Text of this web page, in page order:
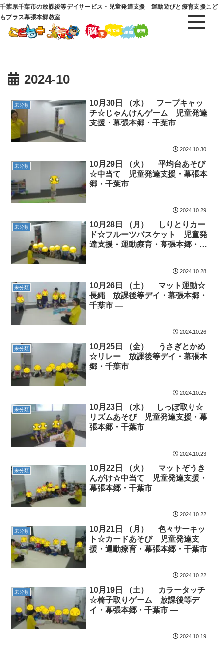
千葉県千葉市の放課後等デイサービス・児童発達支援 運動遊びと療育支援こど
もプラス幕張本郷教室
2024-10
未分類
10月30日 （水） フープキャッ
チ☆じゃんけんゲーム 児童発達
支援・幕張本郷・千葉市
2024.10.30
未分類
10月29日 （火） 平均台あそび
☆中当て 児童発達支援・幕張本
郷・千葉市
2024.10.29
未分類
10月28日 （月） しりとりカー
ド☆フルーツバスケット 児童発
達支援・運動療育・幕張本郷・千
2024.10.28
未分類
10月26日 （土） マット運動☆
長縄 放課後等デイ・幕張本郷・
千葉市 —
2024.10.26
未分類
10月25日 （金） うさぎとかめ
☆リレー 放課後等デイ・幕張本
郷・千葉市
2024.10.25
未分類
10月23日 （水） しっぽ取り☆
リズムあそび 児童発達支援・幕
張本郷・千葉市
2024.10.23
未分類
10月22日 （火） マットぞうき
んがけ☆中当て 児童発達支援・
幕張本郷・千葉市
2024.10.22
未分類
10月21日 （月） 色々サーキッ
ト☆カードあそび 児童発達支
援・運動療育・幕張本郷・千葉市
2024.10.22
未分類
10月19日 （土） カラータッチ
☆椅子取りゲーム 放課後等デ
イ・幕張本郷・千葉市 —
2024.10.19